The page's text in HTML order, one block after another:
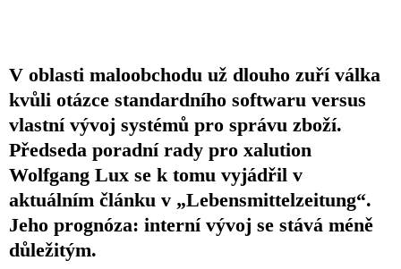
V oblasti maloobchodu už dlouho zuří válka
kvůli otázce standardního softwaru versus
vlastní vývoj systémů pro správu zboží.
Předseda poradní rady pro xalution
Wolfgang Lux se k tomu vyjádřil v
aktuálním článku v „Lebensmittelzeitung“.
Jeho prognóza: interní vývoj se stává méně
důležitým.